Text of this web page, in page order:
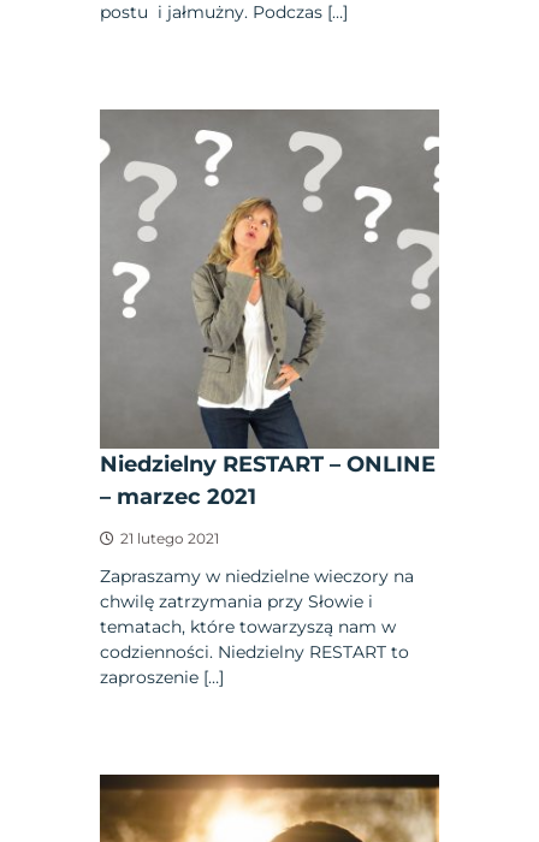
postu i jałmużny. Podczas […]
Niedzielny RESTART – ONLINE
– marzec 2021
21 lutego 2021
Zapraszamy w niedzielne wieczory na
chwilę zatrzymania przy Słowie i
tematach, które towarzyszą nam w
codzienności. Niedzielny RESTART to
zaproszenie […]